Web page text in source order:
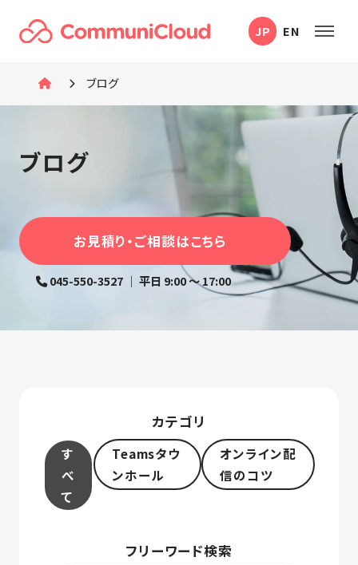
動
JP EN
ブログ
ブログ
お見積り・ご相談はこちら
045-550-3527 ｜ 平日 9:00 〜 17:00
カテゴリ
す
べ
て
Teamsタウ
ンホール
オンライン配
信のコツ
フリーワード検索